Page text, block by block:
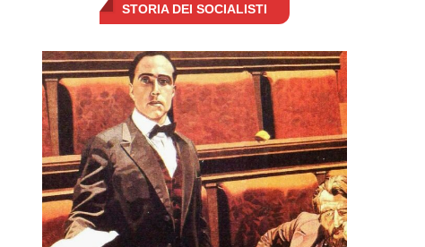
PRIME RICETTE DAL GOVERNO
MELONI PER IL CARO...
5 Novembre 2022
L’ARMA PIÙ POTENTE DI
CONTRO L’UE È...
27 Settembre 2022
STORIA DEI SOCIALISTI